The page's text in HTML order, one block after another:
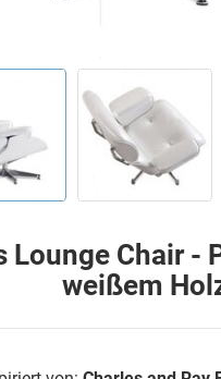
Lounge Chair -
weißem